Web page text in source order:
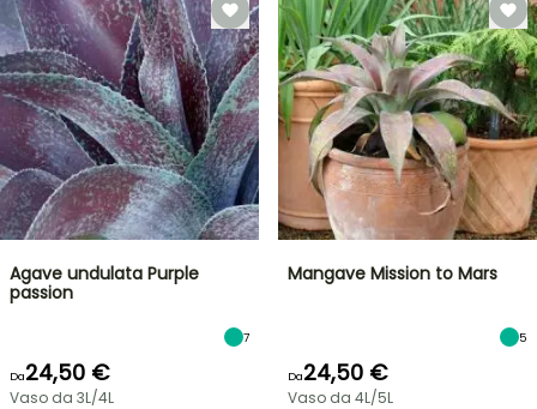
Agave undulata Purple
passion
7
Da24,50 €
Vaso da 3L/4L
Mangave Mission to Mars
5
Da24,50 €
Vaso da 4L/5L